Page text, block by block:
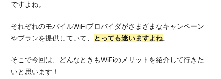
ですよね。
それぞれのモバイルWiFiプロバイダがさまざまなキャンペーン
やプランを提供していて、
とっても迷いますよね。
そこで今回は、どんなときもWiFiのメリットを紹介して行きた
いと思います！